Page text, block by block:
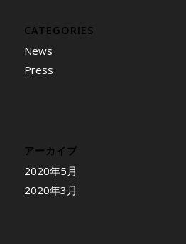
CATEGORIES
News
Press
アーカイブ
2020年5月
2020年3月